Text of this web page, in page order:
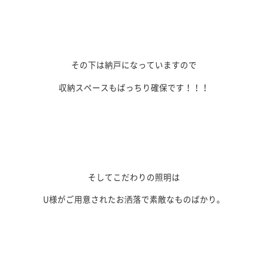
その下は納戸になっていますので
収納スペースもばっちり確保です！！！
そしてこだわりの照明は
U様がご用意されたお洒落で素敵なものばかり。